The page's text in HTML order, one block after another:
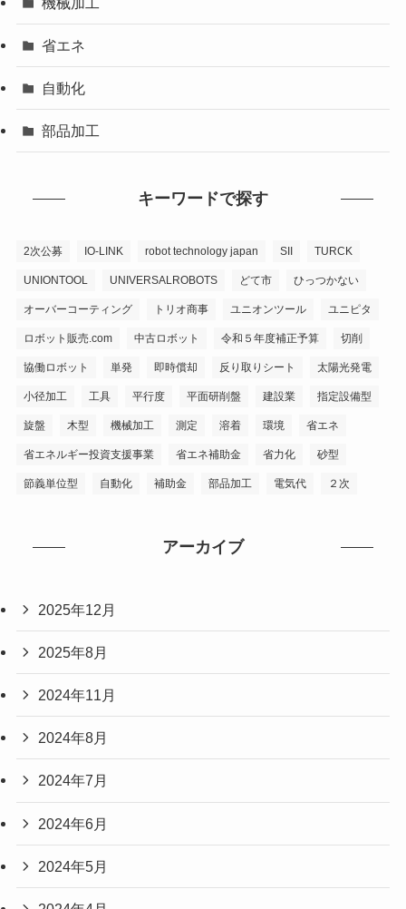
省エネ
自動化
部品加工
キーワードで探す
2次公募 IO-LINK robot technology japan SII TURCK
UNIONTOOL UNIVERSALROBOTS どて市 ひっつかない
オーバーコーティング トリオ商事 ユニオンツール ユニピタ
ロボット販売.com 中古ロボット 令和５年度補正予算 切削
協働ロボット 単発 即時償却 反り取りシート 太陽光発電
小径加工 工具 平行度 平面研削盤 建設業 指定設備型
旋盤 木型 機械加工 測定 溶着 環境 省エネ
省エネルギー投資支援事業 省エネ補助金 省力化 砂型
節義単位型 自動化 補助金 部品加工 電気代 ２次
アーカイブ
2025年12月
2025年8月
2024年11月
2024年8月
2024年7月
2024年6月
2024年5月